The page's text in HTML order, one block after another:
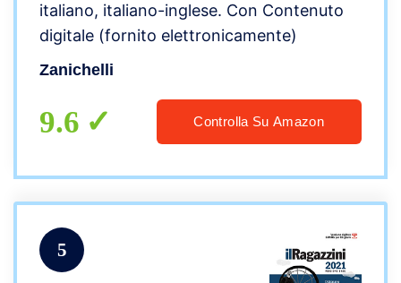
italiano, italiano-inglese. Con Contenuto
digitale (fornito elettronicamente)
Zanichelli
9.6 Controlla Su Amazon
5